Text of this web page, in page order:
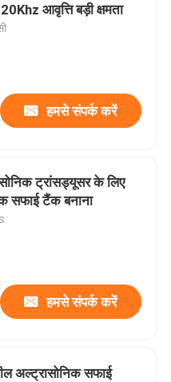
आवृत्ति बड़ी क्षमता
हमसे संपर्क करें
ट्रांसड्यूसर के लिए
सफाई टैंक बनाना
हमसे संपर्क करें
अल्ट्रासोनिक सफाई